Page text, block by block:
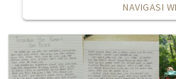
NAVIGASI